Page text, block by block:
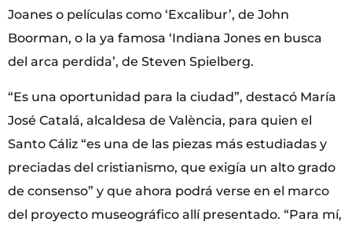
Joanes o películas como ‘Excalibur’, de John
Boorman, o la ya famosa ‘Indiana Jones en busca
del arca perdida’, de Steven Spielberg.
“Es una oportunidad para la ciudad”, destacó María
José Catalá, alcaldesa de València, para quien el
Santo Cáliz “es una de las piezas más estudiadas y
preciadas del cristianismo, que exigía un alto grado
de consenso” y que ahora podrá verse en el marco
del proyecto museográfico allí presentado. “Para mí,